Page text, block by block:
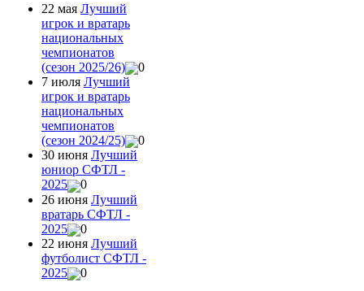
22 мая Лучший
игрок и вратарь
национальных
чемпионатов
(сезон 2025/26)
0
7 июля Лучший
игрок и вратарь
национальных
чемпионатов
(сезон 2024/25)
0
30 июня Лучший
юниор СФТЛ -
2025
0
26 июня Лучший
вратарь СФТЛ -
2025
0
22 июня Лучший
футболист СФТЛ -
2025
0